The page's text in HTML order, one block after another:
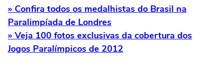
» Confira todos os medalhistas do Brasil na
Paralimpíada de Londres
» Veja 100 fotos exclusivas da cobertura dos
Jogos Paralímpicos de 2012